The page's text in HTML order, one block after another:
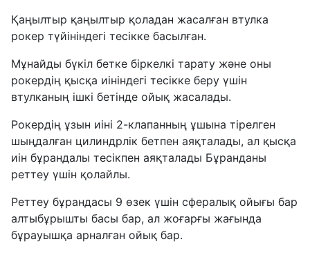
Қаңылтыр қаңылтыр қоладан жасалған втулка
рокер түйініндегі тесікке басылған.
Мұнайды бүкіл бетке біркелкі тарату және оны
рокердің қысқа иініндегі тесікке беру үшін
втулканың ішкі бетінде ойық жасалады.
Рокердің ұзын иіні 2-клапанның ұшына тірелген
шыңдалған цилиндрлік бетпен аяқталады, ал қысқа
иін бұрандалы тесікпен аяқталады Бұранданы
реттеу үшін қолайлы.
Реттеу бұрандасы 9 өзек үшін сфералық ойығы бар
алтыбұрышты басы бар, ал жоғарғы жағында
бұрауышқа арналған ойық бар.